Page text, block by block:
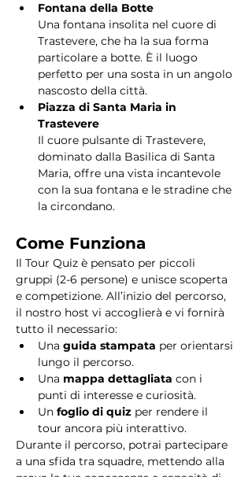
Fontana della Botte
Una fontana insolita nel cuore di
Trastevere, che ha la sua forma
particolare a botte. È il luogo
perfetto per una sosta in un angolo
nascosto della città.
Piazza di Santa Maria in
Trastevere
Il cuore pulsante di Trastevere,
dominato dalla Basilica di Santa
Maria, offre una vista incantevole
con la sua fontana e le stradine che
la circondano.
Come Funziona
Il Tour Quiz è pensato per piccoli
gruppi (2-6 persone) e unisce scoperta
e competizione. All’inizio del percorso,
il nostro host vi accoglierà e vi fornirà
tutto il necessario:
Una guida stampata per orientarsi
lungo il percorso.
Una mappa dettagliata con i
punti di interesse e curiosità.
Un foglio di quiz per rendere il
tour ancora più interattivo.
Durante il percorso, potrai partecipare
a una sfida tra squadre, mettendo alla